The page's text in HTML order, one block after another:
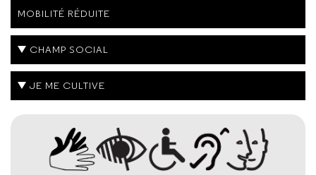
MOBILITÉ RÉDUITE
CHAMP SOCIAL
JE ME CULTIVE